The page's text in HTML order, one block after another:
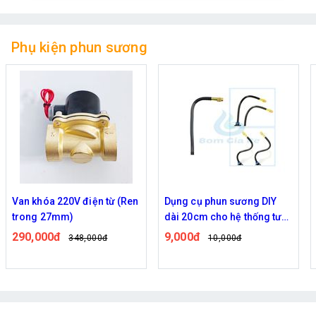
Phụ kiện phun sương
Dụng cụ phun sương DIY
dài 20cm cho hệ thống tưới
vườn, làm mát máu tôn, đầu
9,000đ 10,000đ
Răng ngoài 21 ra 16mm
6,000đ 7,000đ